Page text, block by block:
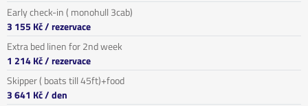
Early check-in ( monohull 3cab)
3 155 Kč/ rezervace
Extra bed linen for 2nd week
1 214 Kč/ rezervace
Skipper ( boats till 45ft)+food
3 641 Kč/ den